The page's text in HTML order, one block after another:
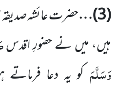
(
3
)…حضرت عائشہ صدیقہ
ہیں، میں نے حضورِ اقدس
وَسَلَّمَکو یہ دعا